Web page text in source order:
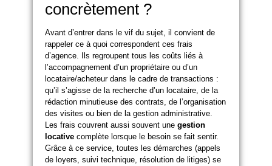
concrètement ?
Avant d’entrer dans le vif du sujet, il convient de
rappeler ce à quoi correspondent ces frais
d’agence. Ils regroupent tous les coûts liés à
l’accompagnement d’un propriétaire ou d’un
locataire/acheteur dans le cadre de transactions :
qu’il s’agisse de la recherche d’un locataire, de la
rédaction minutieuse des contrats, de l’organisation
des visites ou bien de la gestion administrative.
Les frais couvrent aussi souvent une gestion
locative complète lorsque le besoin se fait sentir.
Grâce à ce service, toutes les démarches (appels
de loyers, suivi technique, résolution de litiges) se